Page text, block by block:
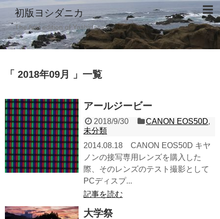
初版ヨシダニカ
The first edition of Yoshidanica
「 2018年09月 」一覧
アールジービー
2018/9/30 CANON EOS50D,
未分類
2014.08.18 CANON EOS50D キヤ
ノンの接写専用レンズを購入した
際、そのレンズのテスト撮影として
PCディスプ...
記事を読む
大学祭